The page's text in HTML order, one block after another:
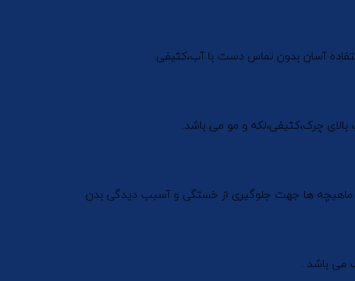
آسان بدون تماس دست با آب،کثیفی.
چرک،کثیفی،لکه و مو می باشد.
ماهیچه ها جهت جلوگیری از خستگی و آسیب دیدگی بدن
می باشد .